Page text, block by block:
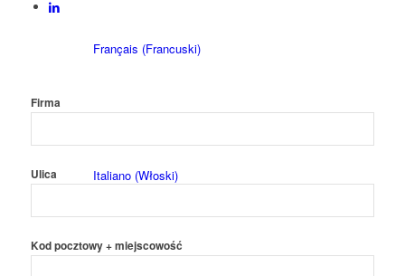
Français (Francuski)
Italiano(Włoski)
Firma
Ulica
Kod pocztowy + miejscowość